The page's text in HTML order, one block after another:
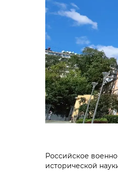
Российское
исторической